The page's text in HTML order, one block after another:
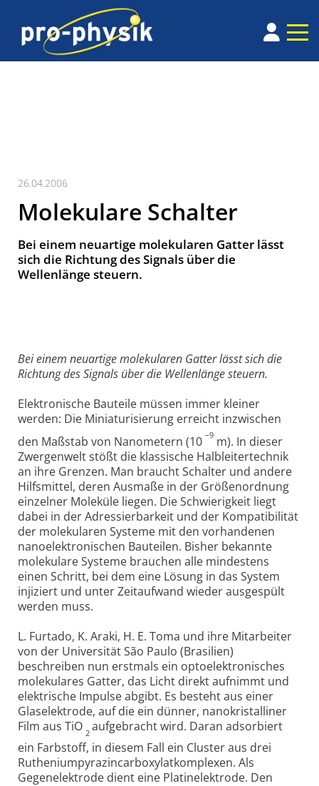
26.04.2006
Molekulare Schalter
Bei einem neuartige molekularen Gatter lässt
sich die Richtung des Signals über die
Wellenlänge steuern.
Bei einem neuartige molekularen Gatter lässt sich die
Richtung des Signals über die Wellenlänge steuern.
Elektronische Bauteile müssen immer kleiner
werden: Die Miniaturisierung erreicht inzwischen
den Maßstab von Nanometern (10 –9 m). In dieser
Zwergenwelt stößt die klassische Halbleitertechnik
an ihre Grenzen. Man braucht Schalter und andere
Hilfsmittel, deren Ausmaße in der Größenordnung
einzelner Moleküle liegen. Die Schwierigkeit liegt
dabei in der Adressierbarkeit und der Kompatibilität
der molekularen Systeme mit den vorhandenen
nanoelektronischen Bauteilen. Bisher bekannte
molekulare Systeme brauchen alle mindestens
einen Schritt, bei dem eine Lösung in das System
injiziert und unter Zeitaufwand wieder ausgespült
werden muss.
L. Furtado, K. Araki, H. E. Toma und ihre Mitarbeiter
von der Universität São Paulo (Brasilien)
beschreiben nun erstmals ein optoelektronisches
molekulares Gatter, das Licht direkt aufnimmt und
elektrische Impulse abgibt. Es besteht aus einer
Glaselektrode, auf die ein dünner, nanokristalliner
Film aus TiO 2 aufgebracht wird. Daran adsorbiert
ein Farbstoff, in diesem Fall ein Cluster aus drei
Rutheniumpyrazincarboxylatkomplexen. Als
Gegenelektrode dient eine Platinelektrode. Den